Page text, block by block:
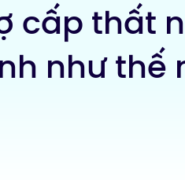
cấp thất
như thế